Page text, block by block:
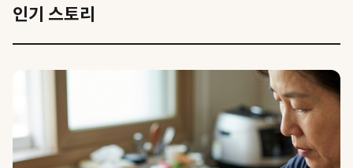
인기 스토리